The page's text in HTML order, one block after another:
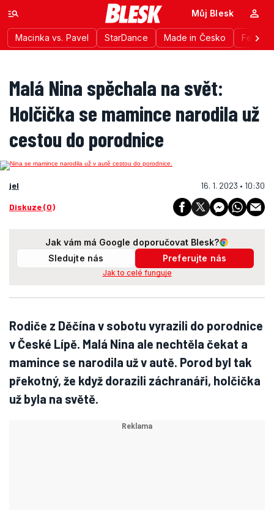
Macinka vs. Pavel StarDance Made in Česko
Můj Blesk
Malá Nina spěchala na svět:
Holčička se mamince narodila už
cestou do porodnice
jel 16. 1. 2023 • 10:30
Diskuze (0)
Jak vám má Google doporučovat Blesk?
Sledujte nás
Preferujte nás
Jak to celé funguje
Rodiče z Děčína v sobotu vyrazili do porodnice
v České Lípě. Malá Nina ale nechtěla čekat a
mamince se narodila už v autě. Porod byl tak
překotný, že když dorazili záchranáři, holčička
už byla na světě.